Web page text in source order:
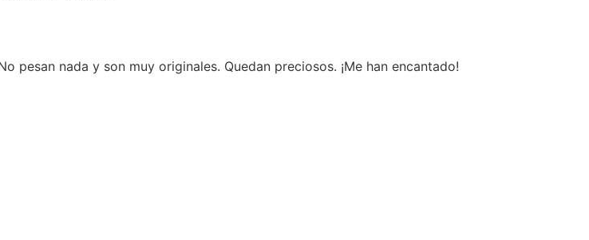
pesan nada y son muy originales. Quedan preciosos. ¡Me han encantado!